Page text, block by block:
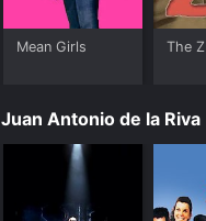
Mean Girls The Z
Juan Antonio de la Riva